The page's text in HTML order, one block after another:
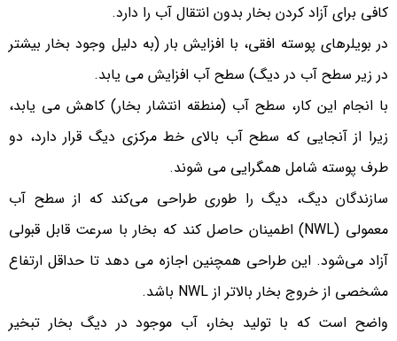
کافی برای آزاد کردن بخار بدون انتقال آب را دارد.
در بویلرهای پوسته افقی، با افزایش بار (به دلیل وجود بخار بیشتر
در زیر سطح آب در دیگ) سطح آب افزایش می یابد.
با انجام این کار، سطح آب (منطقه انتشار بخار) کاهش می یابد،
زیرا از آنجایی که سطح آب بالای خط مرکزی دیگ قرار دارد، دو
طرف پوسته شامل همگرایی می شوند.
سازندگان دیگ، دیگ را طوری طراحی می‌کند که از سطح آب
معمولی (NWL) اطمینان حاصل کند که بخار با سرعت قابل قبولی
آزاد می‌شود. این طراحی همچنین اجازه می دهد تا حداقل ارتفاع
مشخصی از خروج بخار بالاتر از NWL باشد.
واضح است که با تولید بخار، آب موجود در دیگ بخار تبخیر